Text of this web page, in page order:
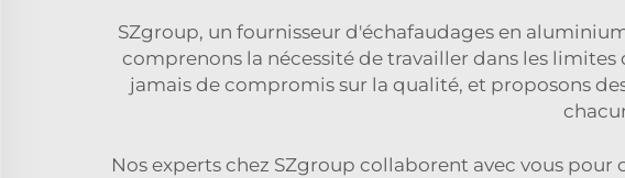
SZgroup, un fournisseur d'échafaudages en
comprenons la nécessité de travailler dans les
jamais de compromis sur la qualité, et proposons
Nos experts chez SZgroup collaborent avec vous